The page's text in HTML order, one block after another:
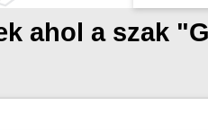
ahol a szak